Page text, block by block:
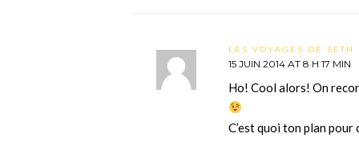
LES VOYAGES DE SETH
15 JUIN 2014 AT 8 H 17 MIN
Ho! Cool alors! On
C’est quoi ton plan pour